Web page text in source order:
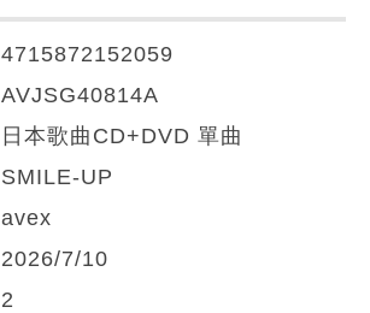
4715872152059
AVJSG40814A
日本歌曲CD+DVD 單曲
SMILE-UP
avex
2026/7/10
2